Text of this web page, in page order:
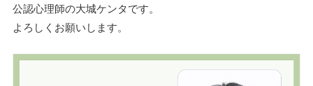
公認心理師の大城ケンタです。
よろしくお願いします。